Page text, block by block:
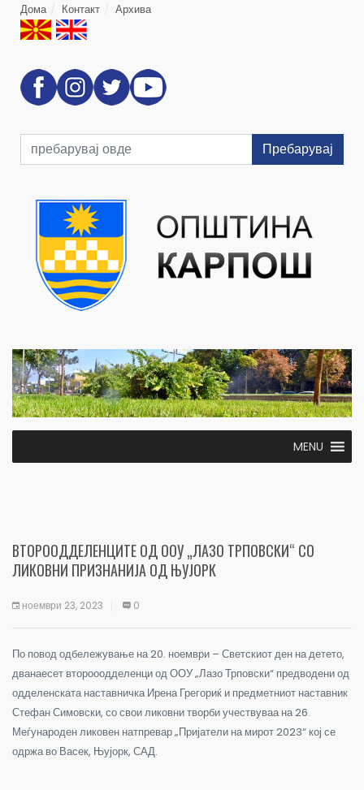
Дома Контакт Архива
Пребарувај
MENU
ВТОРООДДЕЛЕНЦИТЕ ОД ООУ „ЛАЗО ТРПОВСКИ“ СО
ЛИКОВНИ ПРИЗНАНИЈА ОД ЊУЈОРК
ноември 23, 2023 0
По повод одбележување на 20. ноември – Светскиот ден на детето,
дванаесет второоодделенци од ООУ „Лазо Трповски“ предводени од
одделенската наставничка Ирена Грегориќ и предметниот наставник
Стефан Симовски, со свои ликовни творби учествуваа на 26.
Меѓународен ликовен натпревар „Пријатели на мирот 2023“ кој се
одржа во Васек, Њујорк, САД.